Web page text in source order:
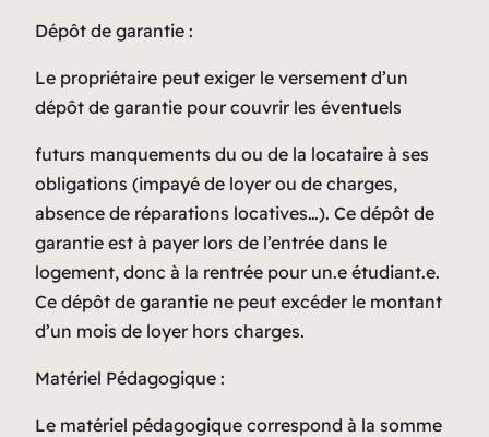
Dépôt de garantie :
Le propriétaire peut exiger le versement d’un
dépôt de garantie pour couvrir les éventuels
futurs manquements du ou de la locataire à ses
obligations (impayé de loyer ou de charges,
absence de réparations locatives…). Ce dépôt de
garantie est à payer lors de l’entrée dans le
logement, donc à la rentrée pour un.e étudiant.e.
Ce dépôt de garantie ne peut excéder le montant
d’un mois de loyer hors charges.
Matériel Pédagogique :
Le matériel pédagogique correspond à la somme